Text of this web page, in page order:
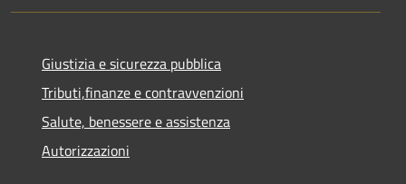
Giustizia e sicurezza pubblica
Tributi,finanze e contravvenzioni
Salute, benessere e assistenza
Autorizzazioni